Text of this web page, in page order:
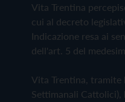
Vita Trentina
cui al decreto
Indicazione resa ai
dell'art. 5 del
Vita Trentina, tramite
Settimanali